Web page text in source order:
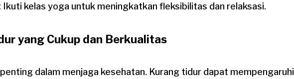
: Ikuti kelas yoga untuk meningkatkan fleksibilitas dan relaksasi.
yang Cukup dan Berkualitas
dalam menjaga kesehatan. Kurang tidur dapat mempengaruhi